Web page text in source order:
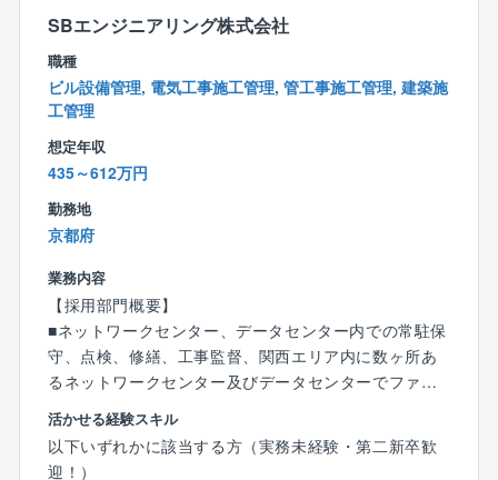
計画的な休日出勤。平日に振休取得。
7:45）】となります。
カレンダー通りの規則正しい生活を基本としながら
日々の安定運用を守るために以下の対応が一部発生し
ます。
＜勤務体制＞
・基本勤務：「月〜金曜の日勤帯（9:00〜17:45）」
えていただいてからのアサインです。
宿直手当が別途支給されます。宿直時の夜間対応は緊
急時に限られ、頻繁に発生するものではありません）
・夜間・休日のシフト勤務： 多い月でも月1〜2回程度
です（発生しない月もあります）。
対応が発生した場合は、原則として平日に振替休日を
しっかりと取得できる環境が整っています。
＜勤務地（転勤範囲）に関する補足＞
本ポジションは「エリアコース社員（関東エリアブロ
ック）」としての採用となります。
SBエンジニアリング株式会社
職種
ビル設備管理, 電気工事施工管理, 管工事施工管理, 建築施
工管理
想定年収
435～612万円
勤務地
京都府
業務内容
【採用部門概要】
■ネットワークセンター、データセンター内での常駐保
守、点検、修繕、工事監督、関西エリア内に数ヶ所あ
るネットワークセンター及びデータセンターでファシ
リティ設備(自家発設備、受変電設備、空調設備、消防
設備、給排水設備、衛生設備、躯体)の工事・保守・運
用・修繕業務を担っています。
活かせる経験スキル
以下いずれかに該当する方（実務未経験・第二新卒歓
迎！）